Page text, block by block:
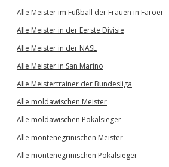
Alle Meister im Fußball der Frauen in Färöer
Alle Meister in der Eerste Divisie
Alle Meister in der NASL
Alle Meister in San Marino
Alle Meistertrainer der Bundesliga
Alle moldawischen Meister
Alle moldawischen Pokalsieger
Alle montenegrinischen Meister
Alle montenegrinischen Pokalsieger